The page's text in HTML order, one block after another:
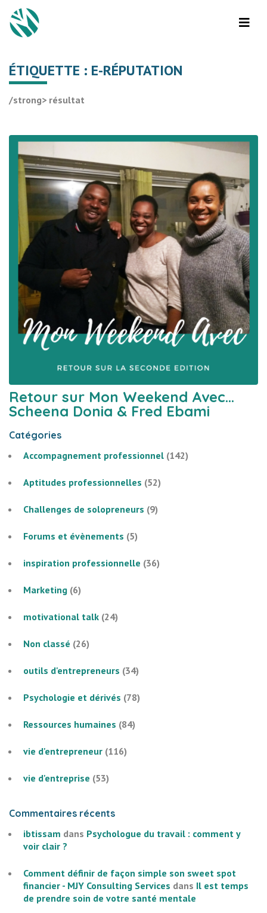
ÉTIQUETTE : E-RÉPUTATION
/strong> résultat
Retour sur Mon Weekend Avec…
Scheena Donia & Fred Ebami
Catégories
Accompagnement professionnel (142)
Aptitudes professionnelles (52)
Challenges de solopreneurs (9)
Forums et évènements (5)
inspiration professionnelle (36)
Marketing (6)
motivational talk (24)
Non classé (26)
outils d'entrepreneurs (34)
Psychologie et dérivés (78)
Ressources humaines (84)
vie d'entrepreneur (116)
vie d'entreprise (53)
Commentaires récents
ibtissam dans Psychologue du travail : comment y
voir clair ?
Comment définir de façon simple son sweet spot
financier - MJY Consulting Services dans Il est temps
de prendre soin de votre santé mentale